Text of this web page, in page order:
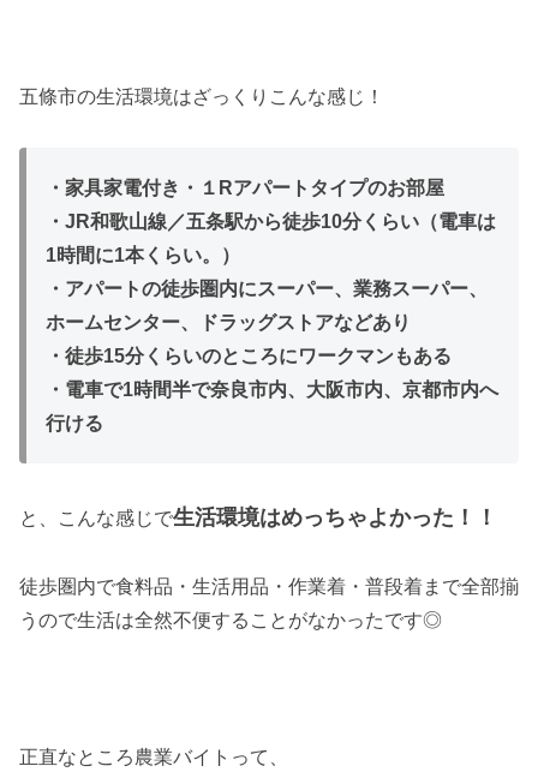
五條市の生活環境はざっくりこんな感じ！
・家具家電付き・１Rアパートタイプのお部屋
・JR和歌山線／五条駅から徒歩10分くらい（電車は
1時間に1本くらい。）
・アパートの徒歩圏内にスーパー、業務スーパー、
ホームセンター、ドラッグストアなどあり
・徒歩15分くらいのところにワークマンもある
・電車で1時間半で奈良市内、大阪市内、京都市内へ
行ける
と、こんな感じで生活環境はめっちゃよかった！！
徒歩圏内で食料品・生活用品・作業着・普段着まで全部揃
うので生活は全然不便することがなかったです◎
正直なところ農業バイトって、